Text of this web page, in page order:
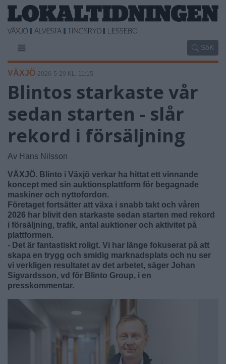
SöK
VÄXJÖ 2026-5-29 KL. 11:15
Blintos starkaste vår
sedan starten - slår
rekord i försäljning
Av Hans Nilsson
VÄXJÖ. Blinto i Växjö verkar ha hittat ett vinnande
koncept med sin auktionsplattform för begagnade
maskiner och nyttofordon.
Företaget fortsätter att växa i snabb takt och våren
2026 har blivit den starkaste sedan starten med rekord
i försäljning, trafik, antal auktioner och aktivitet på
plattformen.
- Det är fantastiskt roligt. Vi har länge fokuserat på att
skapa en trygg och smidig marknadsplats och nu ser
vi verkligen resultatet av det arbetet, säger Johan
Sigvardsson, vd för Blinto Group, i en
presskommentar.